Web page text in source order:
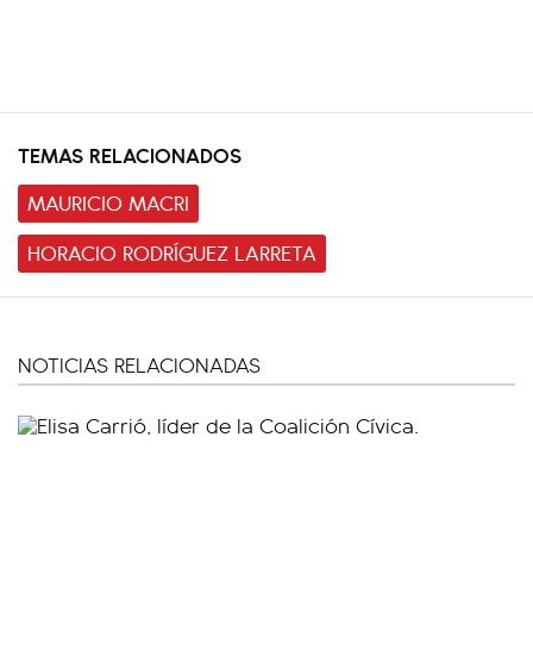
TEMAS RELACIONADOS
MAURICIO MACRI
HORACIO RODRÍGUEZ LARRETA
NOTICIAS RELACIONADAS